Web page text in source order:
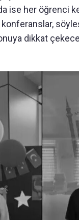
ise her öğrenci
konferanslar,
dikkat